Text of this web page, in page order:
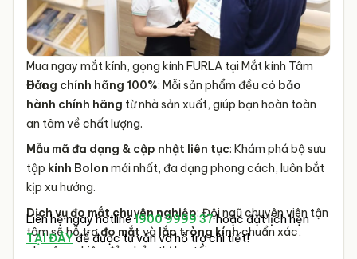
Mua ngay mắt kính, gọng kính FURLA tại Mắt kính Tâm
Đức
Hàng chính hãng 100%: Mỗi sản phẩm đều có bảo
hành chính hãng từ nhà sản xuất, giúp bạn hoàn toàn
an tâm về chất lượng.
Mẫu mã đa dạng & cập nhật liên tục: Khám phá bộ sưu
tập kính Bolon mới nhất, đa dạng phong cách, luôn bắt
kịp xu hướng.
Dịch vụ đo mắt chuyên nghiệp: Đội ngũ chuyên viên tận
tâm sẽ hỗ trợđo mắt và lắp tròng kínhchuẩn xác,
chuyên nghiệp đảm bảo thị lực tối ưu.
Liên hệ ngay hotline1900 9999 37hoặc đặt lịch hẹn
TẠI ĐÂYđể được tư vấn và hỗ trợ chi tiết!